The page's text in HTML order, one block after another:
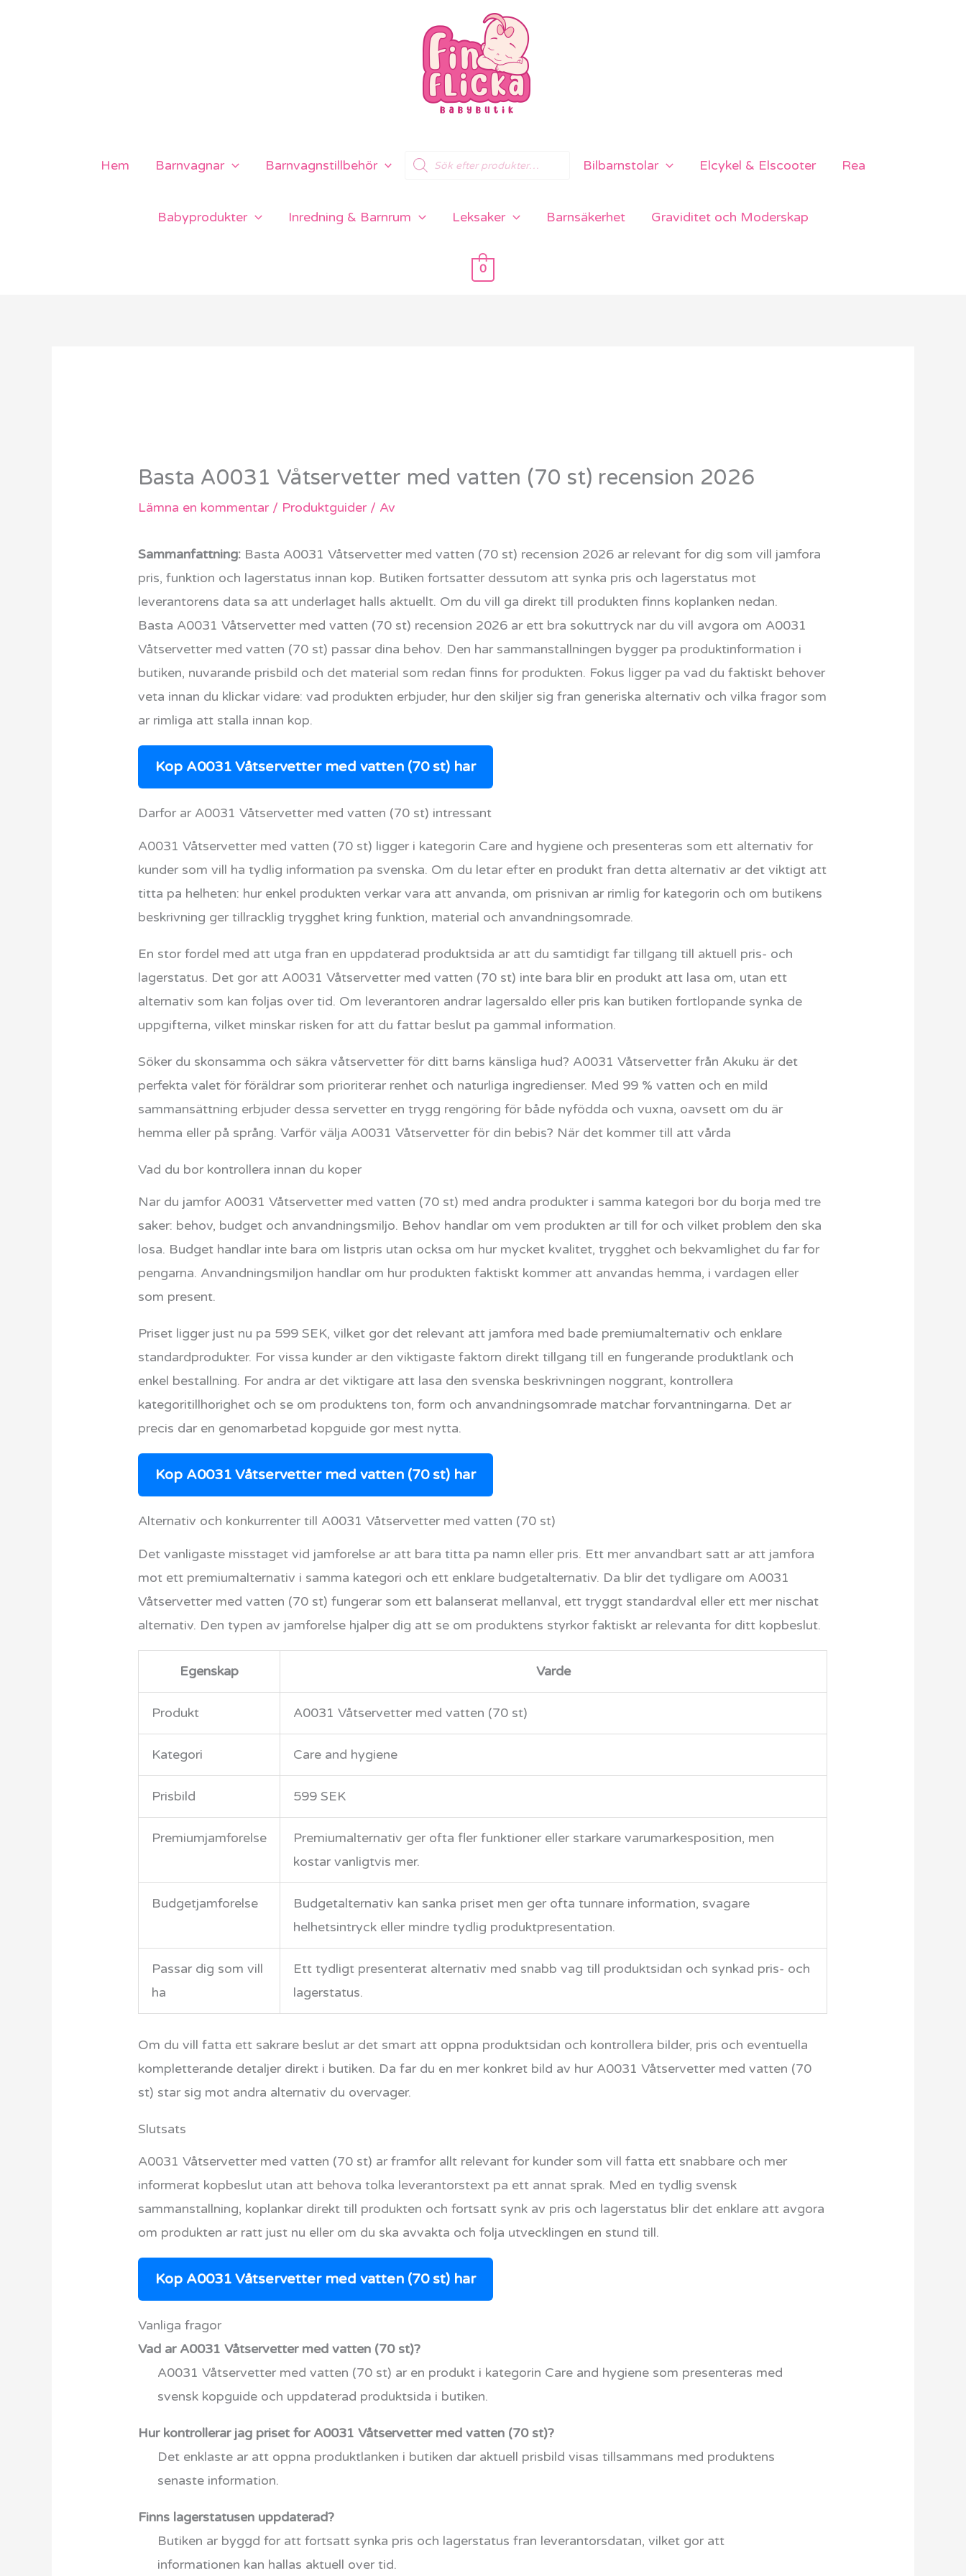
Hem Barnvagnar Barnvagnstillbehör
Products
search
Bilbarnstolar Elcykel & Elscooter Rea
Babyprodukter Inredning & Barnrum Leksaker Barnsäkerhet Graviditet och Moderskap
0
Basta A0031 Våtservetter med vatten (70 st) recension 2026
Lämna en kommentar / Produktguider/ Av
Sammanfattning: Basta A0031 Våtservetter med vatten (70 st) recension 2026 ar relevant for dig som vill jamfora
pris, funktion och lagerstatus innan kop. Butiken fortsatter dessutom att synka pris och lagerstatus mot
leverantorens data sa att underlaget halls aktuellt. Om du vill ga direkt till produkten finns koplanken nedan.
Basta A0031 Våtservetter med vatten (70 st) recension 2026 ar ett bra sokuttryck nar du vill avgora om A0031
Våtservetter med vatten (70 st) passar dina behov. Den har sammanstallningen bygger pa produktinformation i
butiken, nuvarande prisbild och det material som redan finns for produkten. Fokus ligger pa vad du faktiskt behover
veta innan du klickar vidare: vad produkten erbjuder, hur den skiljer sig fran generiska alternativ och vilka fragor som
ar rimliga att stalla innan kop.
Kop A0031 Våtservetter med vatten (70 st) har
Darfor ar A0031 Våtservetter med vatten (70 st) intressant
A0031 Våtservetter med vatten (70 st) ligger i kategorin Care and hygiene och presenteras som ett alternativ for
kunder som vill ha tydlig information pa svenska. Om du letar efter en produkt fran detta alternativ ar det viktigt att
titta pa helheten: hur enkel produkten verkar vara att anvanda, om prisnivan ar rimlig for kategorin och om butikens
beskrivning ger tillracklig trygghet kring funktion, material och anvandningsomrade.
En stor fordel med att utga fran en uppdaterad produktsida ar att du samtidigt far tillgang till aktuell pris- och
lagerstatus. Det gor att A0031 Våtservetter med vatten (70 st) inte bara blir en produkt att lasa om, utan ett
alternativ som kan foljas over tid. Om leverantoren andrar lagersaldo eller pris kan butiken fortlopande synka de
uppgifterna, vilket minskar risken for att du fattar beslut pa gammal information.
Söker du skonsamma och säkra våtservetter för ditt barns känsliga hud? A0031 Våtservetter från Akuku är det
perfekta valet för föräldrar som prioriterar renhet och naturliga ingredienser. Med 99 % vatten och en mild
sammansättning erbjuder dessa servetter en trygg rengöring för både nyfödda och vuxna, oavsett om du är
hemma eller på språng. Varför välja A0031 Våtservetter för din bebis? När det kommer till att vårda
Vad du bor kontrollera innan du koper
Nar du jamfor A0031 Våtservetter med vatten (70 st) med andra produkter i samma kategori bor du borja med tre
saker: behov, budget och anvandningsmiljo. Behov handlar om vem produkten ar till for och vilket problem den ska
losa. Budget handlar inte bara om listpris utan ocksa om hur mycket kvalitet, trygghet och bekvamlighet du far for
pengarna. Anvandningsmiljon handlar om hur produkten faktiskt kommer att anvandas hemma, i vardagen eller
som present.
Priset ligger just nu pa 599 SEK, vilket gor det relevant att jamfora med bade premiumalternativ och enklare
standardprodukter. For vissa kunder ar den viktigaste faktorn direkt tillgang till en fungerande produktlank och
enkel bestallning. For andra ar det viktigare att lasa den svenska beskrivningen noggrant, kontrollera
kategoritillhorighet och se om produktens ton, form och anvandningsomrade matchar forvantningarna. Det ar
precis dar en genomarbetad kopguide gor mest nytta.
Kop A0031 Våtservetter med vatten (70 st) har
Alternativ och konkurrenter till A0031 Våtservetter med vatten (70 st)
Det vanligaste misstaget vid jamforelse ar att bara titta pa namn eller pris. Ett mer anvandbart satt ar att jamfora
mot ett premiumalternativ i samma kategori och ett enklare budgetalternativ. Da blir det tydligare om A0031
Våtservetter med vatten (70 st) fungerar som ett balanserat mellanval, ett tryggt standardval eller ett mer nischat
alternativ. Den typen av jamforelse hjalper dig att se om produktens styrkor faktiskt ar relevanta for ditt kopbeslut.
Egenskap Varde
Produkt A0031 Våtservetter med vatten (70 st)
Kategori Care and hygiene
Prisbild 599 SEK
Premiumjamforelse
Premiumalternativ ger ofta fler funktioner eller starkare varumarkesposition, men
kostar vanligtvis mer.
Budgetjamforelse
Budgetalternativ kan sanka priset men ger ofta tunnare information, svagare
helhetsintryck eller mindre tydlig produktpresentation.
Passar dig som vill
ha
Ett tydligt presenterat alternativ med snabb vag till produktsidan och synkad pris- och
lagerstatus.
Om du vill fatta ett sakrare beslut ar det smart att oppna produktsidan och kontrollera bilder, pris och eventuella
kompletterande detaljer direkt i butiken. Da far du en mer konkret bild av hur A0031 Våtservetter med vatten (70
st) star sig mot andra alternativ du overvager.
Slutsats
A0031 Våtservetter med vatten (70 st) ar framfor allt relevant for kunder som vill fatta ett snabbare och mer
informerat kopbeslut utan att behova tolka leverantorstext pa ett annat sprak. Med en tydlig svensk
sammanstallning, koplankar direkt till produkten och fortsatt synk av pris och lagerstatus blir det enklare att avgora
om produkten ar ratt just nu eller om du ska avvakta och folja utvecklingen en stund till.
Kop A0031 Våtservetter med vatten (70 st) har
Vanliga fragor
Vad ar A0031 Våtservetter med vatten (70 st)?
A0031 Våtservetter med vatten (70 st) ar en produkt i kategorin Care and hygiene som presenteras med
svensk kopguide och uppdaterad produktsida i butiken.
Hur kontrollerar jag priset for A0031 Våtservetter med vatten (70 st)?
Det enklaste ar att oppna produktlanken i butiken dar aktuell prisbild visas tillsammans med produktens
senaste information.
Finns lagerstatusen uppdaterad?
Butiken ar byggd for att fortsatt synka pris och lagerstatus fran leverantorsdatan, vilket gor att
informationen kan hallas aktuell over tid.